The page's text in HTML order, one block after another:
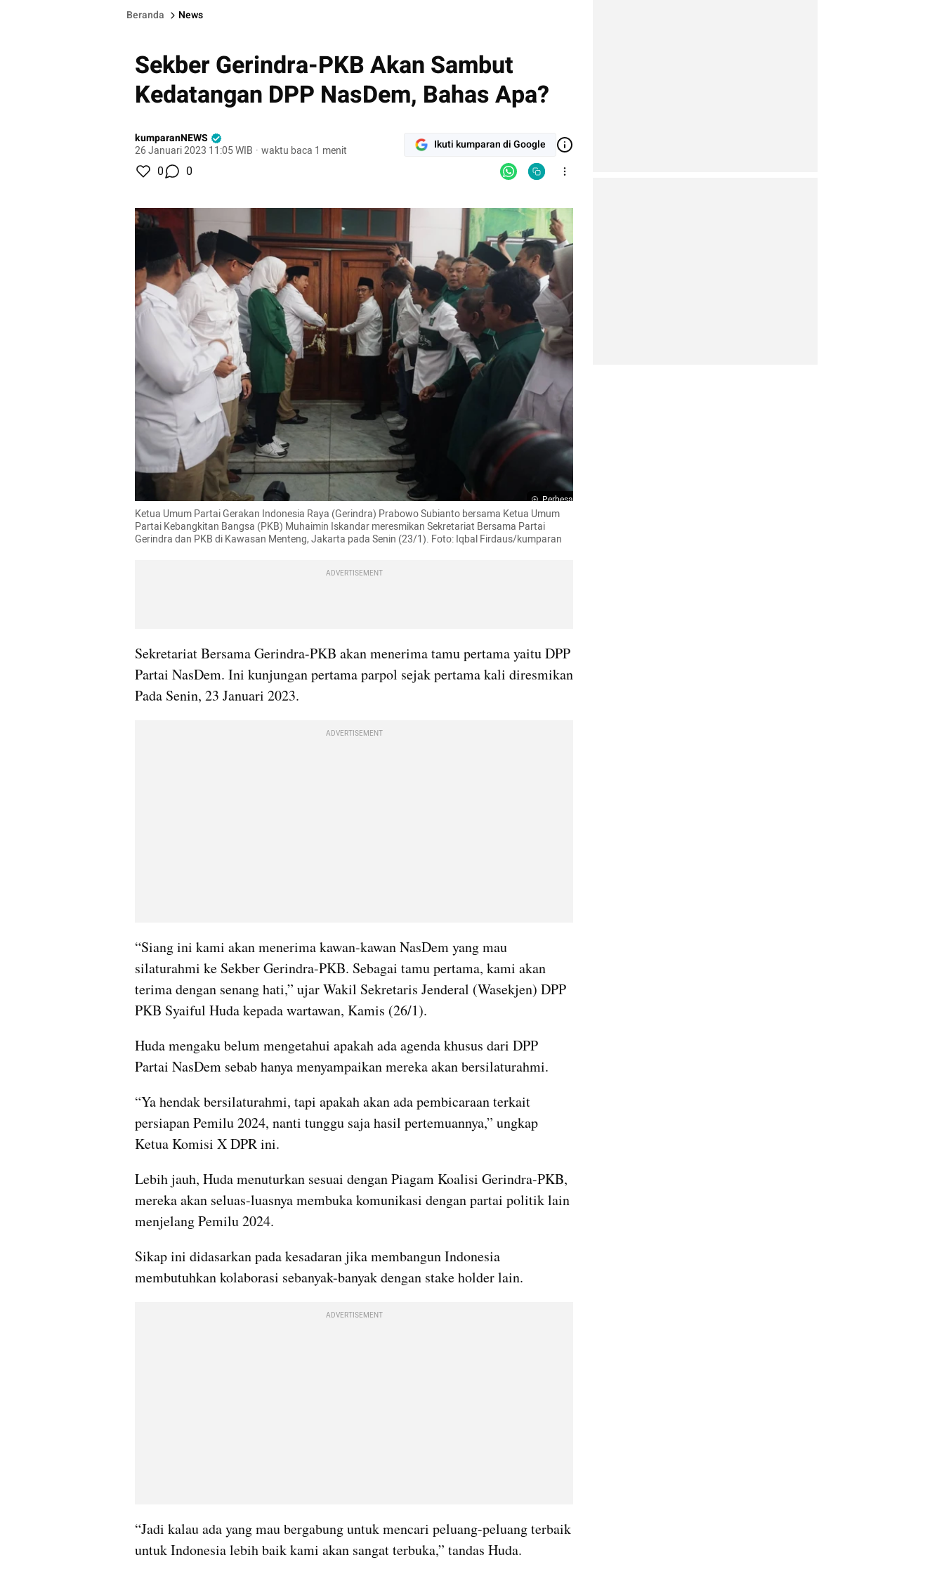
Beranda News
Sekber Gerindra-PKB Akan Sambut
Kedatangan DPP NasDem, Bahas Apa?
kumparanNEWS
26 Januari 2023 11:05 WIB · waktu baca 1 menit Ikuti kumparan di Google
0 0
Perbesar
Ketua Umum Partai Gerakan Indonesia Raya (Gerindra) Prabowo Subianto bersama Ketua Umum
Partai Kebangkitan Bangsa (PKB) Muhaimin Iskandar meresmikan Sekretariat Bersama Partai
Gerindra dan PKB di Kawasan Menteng, Jakarta pada Senin (23/1). Foto: Iqbal Firdaus/kumparan
ADVERTISEMENT
Sekretariat Bersama Gerindra-PKB akan menerima tamu pertama yaitu DPP
Partai NasDem. Ini kunjungan pertama parpol sejak pertama kali diresmikan
Pada Senin, 23 Januari 2023.
ADVERTISEMENT
“Siang ini kami akan menerima kawan-kawan NasDem yang mau
silaturahmi ke Sekber Gerindra-PKB. Sebagai tamu pertama, kami akan
terima dengan senang hati,” ujar Wakil Sekretaris Jenderal (Wasekjen) DPP
PKB Syaiful Huda kepada wartawan, Kamis (26/1).
Huda mengaku belum mengetahui apakah ada agenda khusus dari DPP
Partai NasDem sebab hanya menyampaikan mereka akan bersilaturahmi.
“Ya hendak bersilaturahmi, tapi apakah akan ada pembicaraan terkait
persiapan Pemilu 2024, nanti tunggu saja hasil pertemuannya,” ungkap
Ketua Komisi X DPR ini.
Lebih jauh, Huda menuturkan sesuai dengan Piagam Koalisi Gerindra-PKB,
mereka akan seluas-luasnya membuka komunikasi dengan partai politik lain
menjelang Pemilu 2024.
Sikap ini didasarkan pada kesadaran jika membangun Indonesia
membutuhkan kolaborasi sebanyak-banyak dengan stake holder lain.
ADVERTISEMENT
“Jadi kalau ada yang mau bergabung untuk mencari peluang-peluang terbaik
untuk Indonesia lebih baik kami akan sangat terbuka,” tandas Huda.